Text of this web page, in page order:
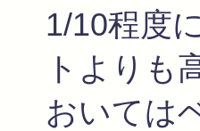
1/10程度
トよりも
おいては